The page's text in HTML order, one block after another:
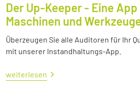
Der Up-Keeper - Eine
Maschinen und
Überzeugen Sie alle Auditoren für Ihr
mit unserer Instandhaltungs-App.
weiterlesen